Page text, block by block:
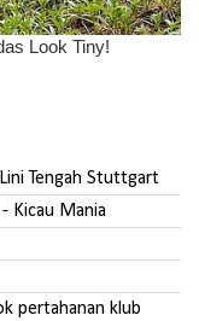
Tengah Stuttgart
Kicau Mania
pertahanan klub